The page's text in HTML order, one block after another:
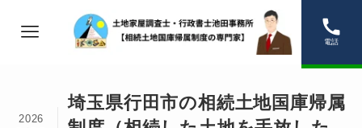
電話
埼玉県行田市の相続土地国庫帰属
2026